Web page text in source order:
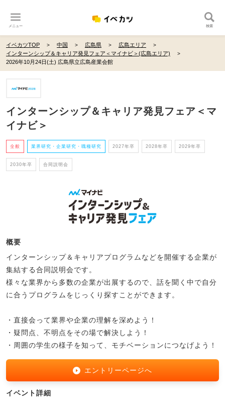
メニュー 検索
イベカツTOP 中国 広島県
広島エリア
インターンシップ＆キャリア発見フェア＜マイナビ＞(広島エリア)
2026年10月24日(土) 広島県立広島産業会館
インターンシップ＆キャリア発見フェア＜マ
イナビ＞
全般 業界研究・企業研究・職種研究 2027年卒 2028年卒 2029年卒
2030年卒 合同説明会
概要
インターンシップ＆キャリアプログラムなどを開催する企業が
集結する合同説明会です。
様々な業界から多数の企業が出展するので、話を聞く中で自分
に合うプログラムをじっくり探すことができます。
・直接会って業界や企業の理解を深めよう！
・疑問点、不明点をその場で解決しよう！
・周囲の学生の様子を知って、モチベーションにつなげよう！
エントリーページへ
イベント詳細